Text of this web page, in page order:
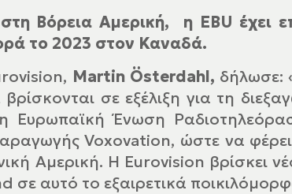
Βόρεια Αμερική, η EBU έχει
το 2023 στον Καναδά.
Martin Österdahl, δήλωσε:
σε εξέλιξη για τη
Ευρωπαϊκή Ένωση
Voxovation, ώστε να
Αμερική. Η Eurovision βρίσκει
αυτό το εξαιρετικά